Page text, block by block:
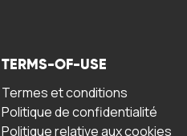
TERMS-OF-USE
Termes et conditions
Politique de confidentialité
Politique relative aux cookies